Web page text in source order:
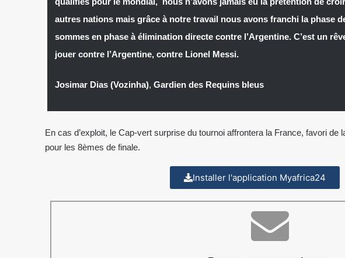
autres nations mais grâce à notre travail nous avons franchi la phase
sommes en phase à élimination directe contre l’Argentine. C’est un
jouer contre l’Argentine, contre Lionel Messi.
Josimar Dias (Vozinha),Gardien des Requins bleus
En cas d’exploit, le Cap-vert surprise du tournoi affrontera la France, favori de
pour les 8èmes de finale.
Installer l'application Myafrica24